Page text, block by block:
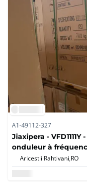
A1-49112-327
Jiaxipera -
onduleur à
Aricestii Rahtivani,RO